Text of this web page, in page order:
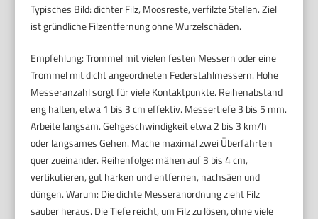
Typisches Bild: dichter Filz, Moosreste, verfilzte Stellen. Ziel
ist gründliche Filzentfernung ohne Wurzelschäden.
Empfehlung: Trommel mit vielen festen Messern oder eine
Trommel mit dicht angeordneten Federstahlmessern. Hohe
Messeranzahl sorgt für viele Kontaktpunkte. Reihenabstand
eng halten, etwa 1 bis 3 cm effektiv. Messertiefe 3 bis 5 mm.
Arbeite langsam. Gehgeschwindigkeit etwa 2 bis 3 km/h
oder langsames Gehen. Mache maximal zwei Überfahrten
quer zueinander. Reihenfolge: mähen auf 3 bis 4 cm,
vertikutieren, gut harken und entfernen, nachsäen und
düngen. Warum: Die dichte Messeranordnung zieht Filz
sauber heraus. Die Tiefe reicht, um Filz zu lösen, ohne viele